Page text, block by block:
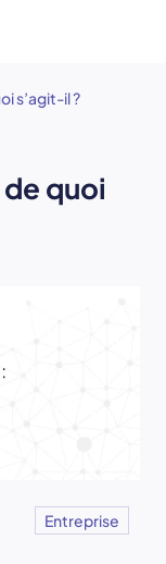
s’agit-il ?
quoi
Entreprise